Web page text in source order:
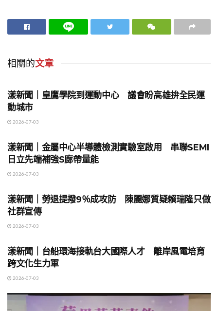
相關的文章
漾新聞｜皇鷹學院到運動中心 議會盼高雄拚全民運
動城市
2026-07-03
漾新聞｜金屬中心半導體檢測實驗室啟用 串聯SEMI
日立先端補強S廊帶量能
2026-07-03
漾新聞｜勞退提撥9％成攻防 陳麗娜質疑賴瑞隆只做
社群宣傳
2026-07-03
漾新聞｜台船環海接軌台大國際人才 離岸風電培育
跨文化生力軍
2026-07-03